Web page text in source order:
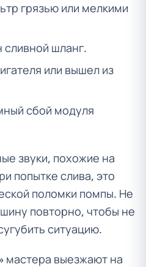
грязью или мелкими
шланг.
или вышел из
сбой модуля
звуки, похожие на
попытке слива, это
поломки помпы. Не
повторно, чтобы не
ситуацию.
мастера выезжают на